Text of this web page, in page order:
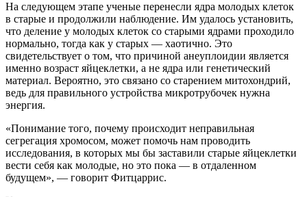
На следующем этапе ученые перенесли ядра молодых клеток
в старые и продолжили наблюдение. Им удалось установить,
что деление у молодых клеток со старыми ядрами проходило
нормально, тогда как у старых — хаотично. Это
свидетельствует о том, что причиной анеуплоидии является
именно возраст яйцеклетки, а не ядра или генетический
материал. Вероятно, это связано со старением митохондрий,
ведь для правильного устройства микротрубочек нужна
энергия.
«Понимание того, почему происходит неправильная
сегрегация хромосом, может помочь нам проводить
исследования, в которых мы бы заставили старые яйцеклетки
вести себя как молодые, но это пока — в отдаленном
будущем», — говорит Фитцаррис.